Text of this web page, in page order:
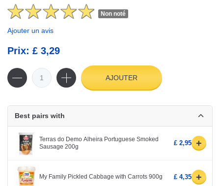
Non noté
Ajouter un avis
Prix: £ 3,29
AJOUTER
Best pairs with
Terras do Demo Alheira Portuguese Smoked
Sausage 200g
£ 2,95 +
My Family Pickled Cabbage with Carrots 900g £ 4,35 +